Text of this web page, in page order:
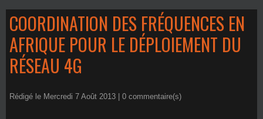
COORDINATION DES FRÉQUENCES EN
AFRIQUE POUR LE DÉPLOIEMENT DU
RÉSEAU 4G
Rédigé le Mercredi 7 Août 2013 | 0 commentaire(s)